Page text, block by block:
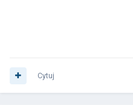
Cytuj